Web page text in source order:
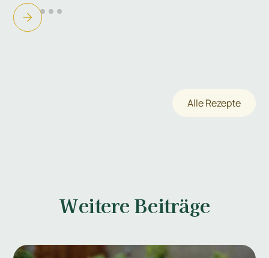
Alle Rezepte
Weitere Beiträge